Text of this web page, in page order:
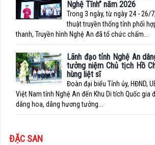
Nghệ Tĩnh” năm 2026
Trong 3 ngày, từ ngày 24 - 26/
thuật truyền thống tỉnh phối
thanh, Truyền hình Nghệ An đã tổ chức chấm...
Lãnh đạo tỉnh Nghệ An
tưởng niệm Chủ tịch Hồ
hùng liệt sĩ
Đoàn đại biểu Tỉnh ủy, HĐND,
Việt Nam tỉnh Nghệ An đến Khu Di tích Quốc gia
dâng hoa, dâng hương tưởng...
ĐẶC SAN